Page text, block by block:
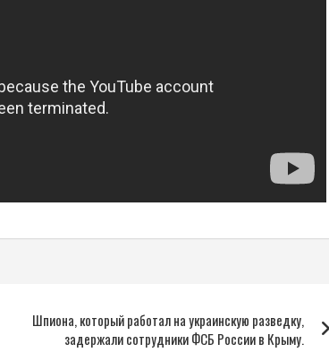
Шпиона, который работал на украинскую разведку,
задержали сотрудники ФСБ России в Крыму.